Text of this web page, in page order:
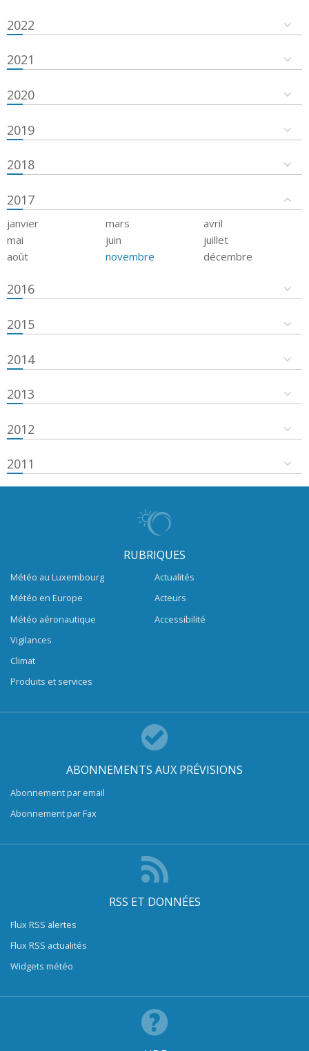
2022
2021
2020
2019
2018
2017
janvier mars
avril
mai
juin
juillet
août
novembre décembre
2016
2015
2014
2013
2012
2011
RUBRIQUES
Météo au Luxembourg
Météo en Europe
Météo aéronautique
Vigilances
Climat
Produits et services
Actualités
Acteurs
Accessibilité
ABONNEMENTS AUX PRÉVISIONS
Abonnement par email
Abonnement par Fax
RSS ET DONNÉES
Flux RSS alertes
Flux RSS actualités
Widgets météo